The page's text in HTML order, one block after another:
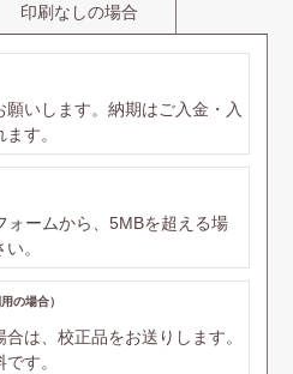
印刷なしの場合
いします。納期はご入金・入
す。
ォームから、5MBを超える場
。
の場合）
は、校正品をお送りします。
す。